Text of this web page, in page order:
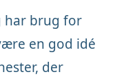
har brug for
en god idé
der